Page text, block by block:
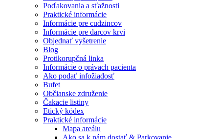
Poďakovania a sťažnosti
Praktické informácie
Informácie pre cudzincov
Informácie pre darcov krvi
Objednať vyšetrenie
Blog
Protikorupčná linka
Informácie o právach pacienta
Ako podať infožiadosť
Bufet
Občianske združenie
Čakacie listiny
Etický kódex
Praktické informácie
Mapa areálu
Ako sa k nám dostať & Parkovanie